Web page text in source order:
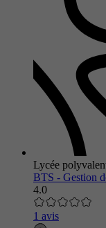
Lycée
BTS - Gestion
4.0
1 avis